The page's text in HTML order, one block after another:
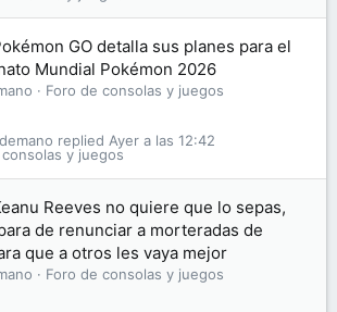
GO detalla sus planes para el
Mundial Pokémon 2026
Foro de consolas y juegos
y juegos
Ayer a las 12:42
Reeves no quiere que lo sepas,
de renunciar a morteradas de
que a otros les vaya mejor
Foro de consolas y juegos